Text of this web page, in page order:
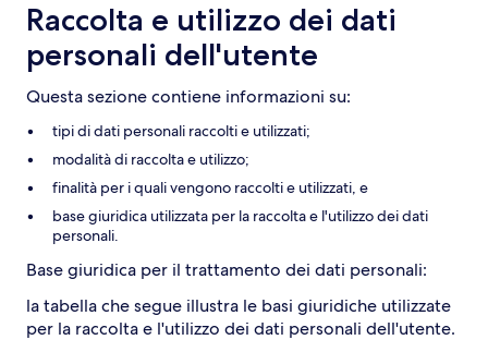
Raccolta e utilizzo dei dati
personali dell'utente
Questa sezione contiene informazioni su:
tipi di dati personali raccolti e utilizzati;
modalità di raccolta e utilizzo;
finalità per i quali vengono raccolti e utilizzati, e
base giuridica utilizzata per la raccolta e l'utilizzo dei dati
personali.
Base giuridica per il trattamento dei dati personali:
la tabella che segue illustra le basi giuridiche utilizzate
per la raccolta e l'utilizzo dei dati personali dell'utente.